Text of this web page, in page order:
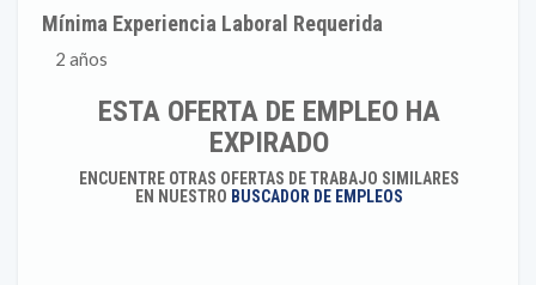
Mínima Experiencia Laboral Requerida
2 años
ESTA OFERTA DE EMPLEO HA
EXPIRADO
ENCUENTRE OTRAS OFERTAS DE TRABAJO SIMILARES
EN NUESTRO BUSCADOR DE EMPLEOS